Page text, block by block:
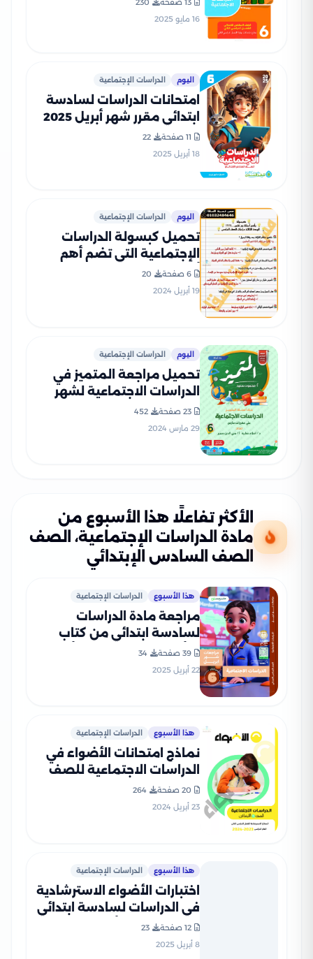
بالاجابات
13 صفحة
230
16 مايو 2025
اليوم الدراسات الإجتماعية
امتحانات الدراسات لسادسة
ابتدائي مقرر شهر أبريل 2025
بالاجابات
11 صفحة
22
18 أبريل 2025
اليوم الدراسات الإجتماعية
تحميل كبسولة الدراسات
الإجتماعية التي تضم أهم
أسئلة بم تفسر لمادة
الدراسات الاجتماعية سادسة
6 صفحة
20
19 أبريل 2024
اليوم الدراسات الإجتماعية
تحميل مراجعة المتميز في
الدراسات الاجتماعية لشهر
مارس للصف السادس
الابتدائي (بنك أسئلة وإجاباته
23 صفحة
452
29 مارس 2024
الأكثر تفاعلًا هذا الأسبوع من
مادة الدراسات الإجتماعية، الصف
الصف السادس الإبتدائي
هذا الأسبوع الدراسات الإجتماعية
مراجعة مادة الدراسات
لسادسة ابتدائي من كتاب
التأسيس السليم مقرر أبريل
2025 بصيغة PDF
39 صفحة
34
22 أبريل 2025
هذا الأسبوع الدراسات الإجتماعية
نماذج امتحانات الأضواء في
الدراسات الاجتماعية للصف
السادس الابتدائي الترم الثاني
2024 بصيغة PDF
20 صفحة
264
23 أبريل 2024
هذا الأسبوع الدراسات الإجتماعية
اختبارات الأضواء الاسترشادية
في الدراسات لسادسة ابتدائي
بصيغة PDF بالاجابات
12 صفحة
23
8 أبريل 2025